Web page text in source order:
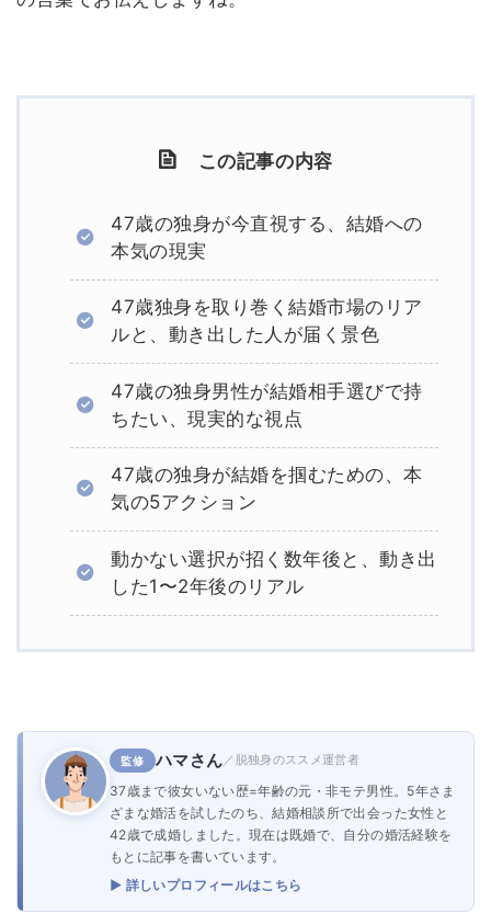
この記事の内容
47歳の独身が今直視する、結婚への
本気の現実
47歳独身を取り巻く結婚市場のリア
ルと、動き出した人が届く景色
47歳の独身男性が結婚相手選びで持
ちたい、現実的な視点
47歳の独身が結婚を掴むための、本
気の5アクション
動かない選択が招く数年後と、動き出
した1〜2年後のリアル
監修 ハマさん／脱独身のススメ運営者
37歳まで彼女いない歴=年齢の元・非モテ男性。5年さま
ざまな婚活を試したのち、結婚相談所で出会った女性と
42歳で成婚しました。現在は既婚で、自分の婚活経験を
もとに記事を書いています。
▶ 詳しいプロフィールはこちら